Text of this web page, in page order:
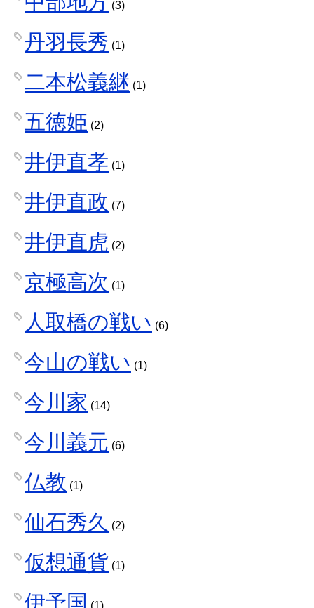
(3)
丹羽長秀 (1)
二本松義継 (1)
五徳姫 (2)
井伊直孝 (1)
井伊直政 (7)
井伊直虎 (2)
京極高次 (1)
人取橋の戦い (6)
今山の戦い (1)
今川家 (14)
今川義元 (6)
仏教 (1)
仙石秀久 (2)
仮想通貨 (1)
伊予国